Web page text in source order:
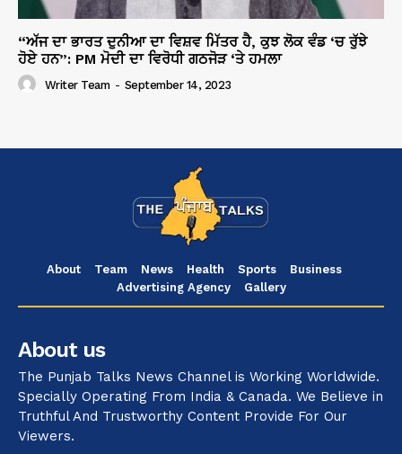
“ਅੱਜ ਦਾ ਭਾਰਤ ਦੁਨੀਆ ਦਾ ਵਿਸ਼ਵ ਮਿੱਤਰ ਹੈ, ਕੁਝ ਲੋਕ ਵੰਡ ‘ਚ ਰੁੱਝੇ
ਹੋਏ ਹਨ”: PM ਮੋਦੀ ਦਾ ਵਿਰੋਧੀ ਗਠਜੋੜ ‘ਤੇ ਹਮਲਾ
Writer Team - September 14, 2023
About Team News Health Sports
Business
Advertising Agency
Gallery
About us
The Punjab Talks News Channel is Working Worldwide.
Specially Operating From India & Canada. We Believe in
Truthful And Trustworthy Content Provide For Our
Viewers.